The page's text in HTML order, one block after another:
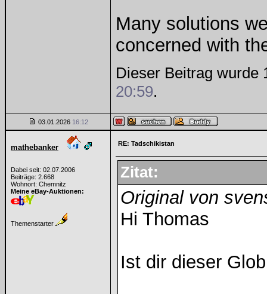
Many solutions
concerned with
Dieser Beitrag wurde
20:59.
03.01.2026 16:12
mathebanker
Dabei seit: 02.07.2006
Beiträge: 2.668
Wohnort: Chemnitz
Meine eBay-Auktionen:
Themenstarter
RE: Tadschikistan
Zitat:
Original von
Hi Thomas
Ist dir dieser